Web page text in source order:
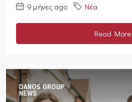
9 μήνες ago Νέα
Read More